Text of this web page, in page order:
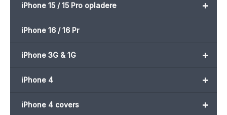
+
iPhone 15 / 15 Pro opladere
iPhone 16 / 16 Pr
+
iPhone 3G & 1G
+
iPhone 4
+
iPhone 4 covers